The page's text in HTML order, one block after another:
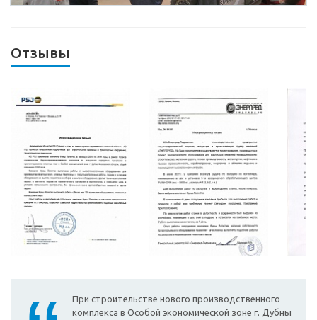
Отзывы
При строительстве нового производственного
комплекса в Особой экономической зоне г. Дубны